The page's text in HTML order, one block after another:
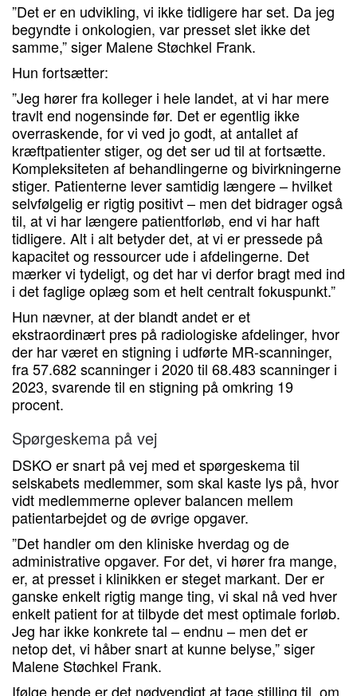
”Det er en udvikling, vi ikke tidligere har set. Da jeg
begyndte i onkologien, var presset slet ikke det
samme,” siger Malene Støchkel Frank.
Hun fortsætter:
”Jeg hører fra kolleger i hele landet, at vi har mere
travlt end nogensinde før. Det er egentlig ikke
overraskende, for vi ved jo godt, at antallet af
kræftpatienter stiger, og det ser ud til at fortsætte.
Kompleksiteten af behandlingerne og bivirkningerne
stiger. Patienterne lever samtidig længere – hvilket
selvfølgelig er rigtig positivt – men det bidrager også
til, at vi har længere patientforløb, end vi har haft
tidligere. Alt i alt betyder det, at vi er pressede på
kapacitet og ressourcer ude i afdelingerne. Det
mærker vi tydeligt, og det har vi derfor bragt med ind
i det faglige oplæg som et helt centralt fokuspunkt.”
Hun nævner, at der blandt andet er et
ekstraordinært pres på radiologiske afdelinger, hvor
der har været en stigning i udførte MR-scanninger,
fra 57.682 scanninger i 2020 til 68.483 scanninger i
2023, svarende til en stigning på omkring 19
procent.
Spørgeskema på vej
DSKO er snart på vej med et spørgeskema til
selskabets medlemmer, som skal kaste lys på, hvor
vidt medlemmerne oplever balancen mellem
patientarbejdet og de øvrige opgaver.
”Det handler om den kliniske hverdag og de
administrative opgaver. For det, vi hører fra mange,
er, at presset i klinikken er steget markant. Der er
ganske enkelt rigtig mange ting, vi skal nå ved hver
enkelt patient for at tilbyde det mest optimale forløb.
Jeg har ikke konkrete tal – endnu – men det er
netop det, vi håber snart at kunne belyse,” siger
Malene Støchkel Frank.
Ifølge hende er det nødvendigt at tage stilling til, om